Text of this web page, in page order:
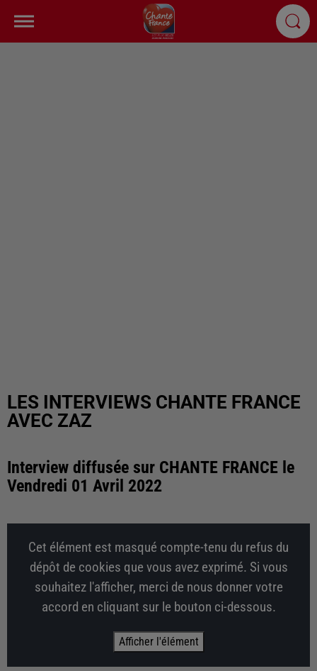
LES INTERVIEWS CHANTE FRANCE
AVEC ZAZ
Interview diffusée sur CHANTE FRANCE le
Vendredi 01 Avril 2022
Cet élément est masqué compte-tenu du refus du
dépôt de cookies que vous avez exprimé. Si vous
souhaitez l'afficher, merci de nous donner votre
accord en cliquant sur le bouton ci-dessous.
Afficher l'élément